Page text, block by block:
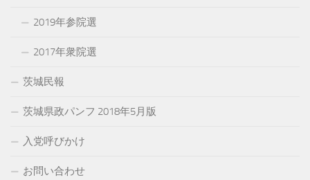
2019年参院選
2017年衆院選
茨城民報
茨城県政パンフ 2018年5月版
入党呼びかけ
お問い合わせ